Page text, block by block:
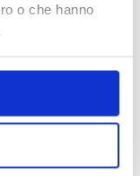
o che hanno